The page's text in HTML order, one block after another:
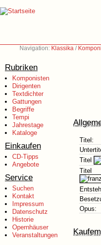
Navigation: Klassika /
Rubriken
Komponisten
Dirigenten
Textdichter
Gattungen
Begriffe
Tempi
Jahrestage
Kataloge
Einkaufen
CD-Tipps
Angebote
Service
Suchen
Kontakt
Impressum
Datenschutz
Historie
Opernhäuser
Veranstaltungen
Titel:
Titel
Titel
Opus: